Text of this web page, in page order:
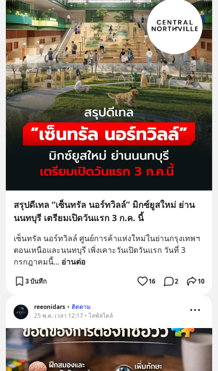
สรุปดีเทล “เซ็นทรัล นอร์ทวิลล์” มิกซ์ยูสใหม่ ย่าน
นนทบุรี เตรียมเปิดวันแรก 3 ก.ค. นี้
เซ็นทรัล นอร์ทวิลล์ ศูนย์การค้าแห่งใหม่ในย่านกรุงเทพฯ
ตอนเหนือและนนทบุรี เพิ่งเคาะวันเปิดวันแรก วันที่ 3
กรกฎาคมนี้... อ่านต่อ
3 บันทึก 16 2 10
reeonidars • ติดตาม
25 พ.ค. เวลา 12:17 • ไลฟ์สไตล์